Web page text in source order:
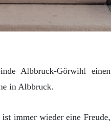
Albbruck-Görwihl einen
in Albbruck.
immer wieder eine Freude,